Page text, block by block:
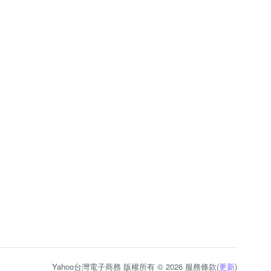
Yahoo台灣電子商務 版權所有 © 2026 服務條款(更新)